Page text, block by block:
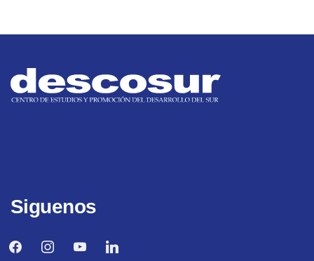
Siguenos
facebookinstagramyoutubelinkedin